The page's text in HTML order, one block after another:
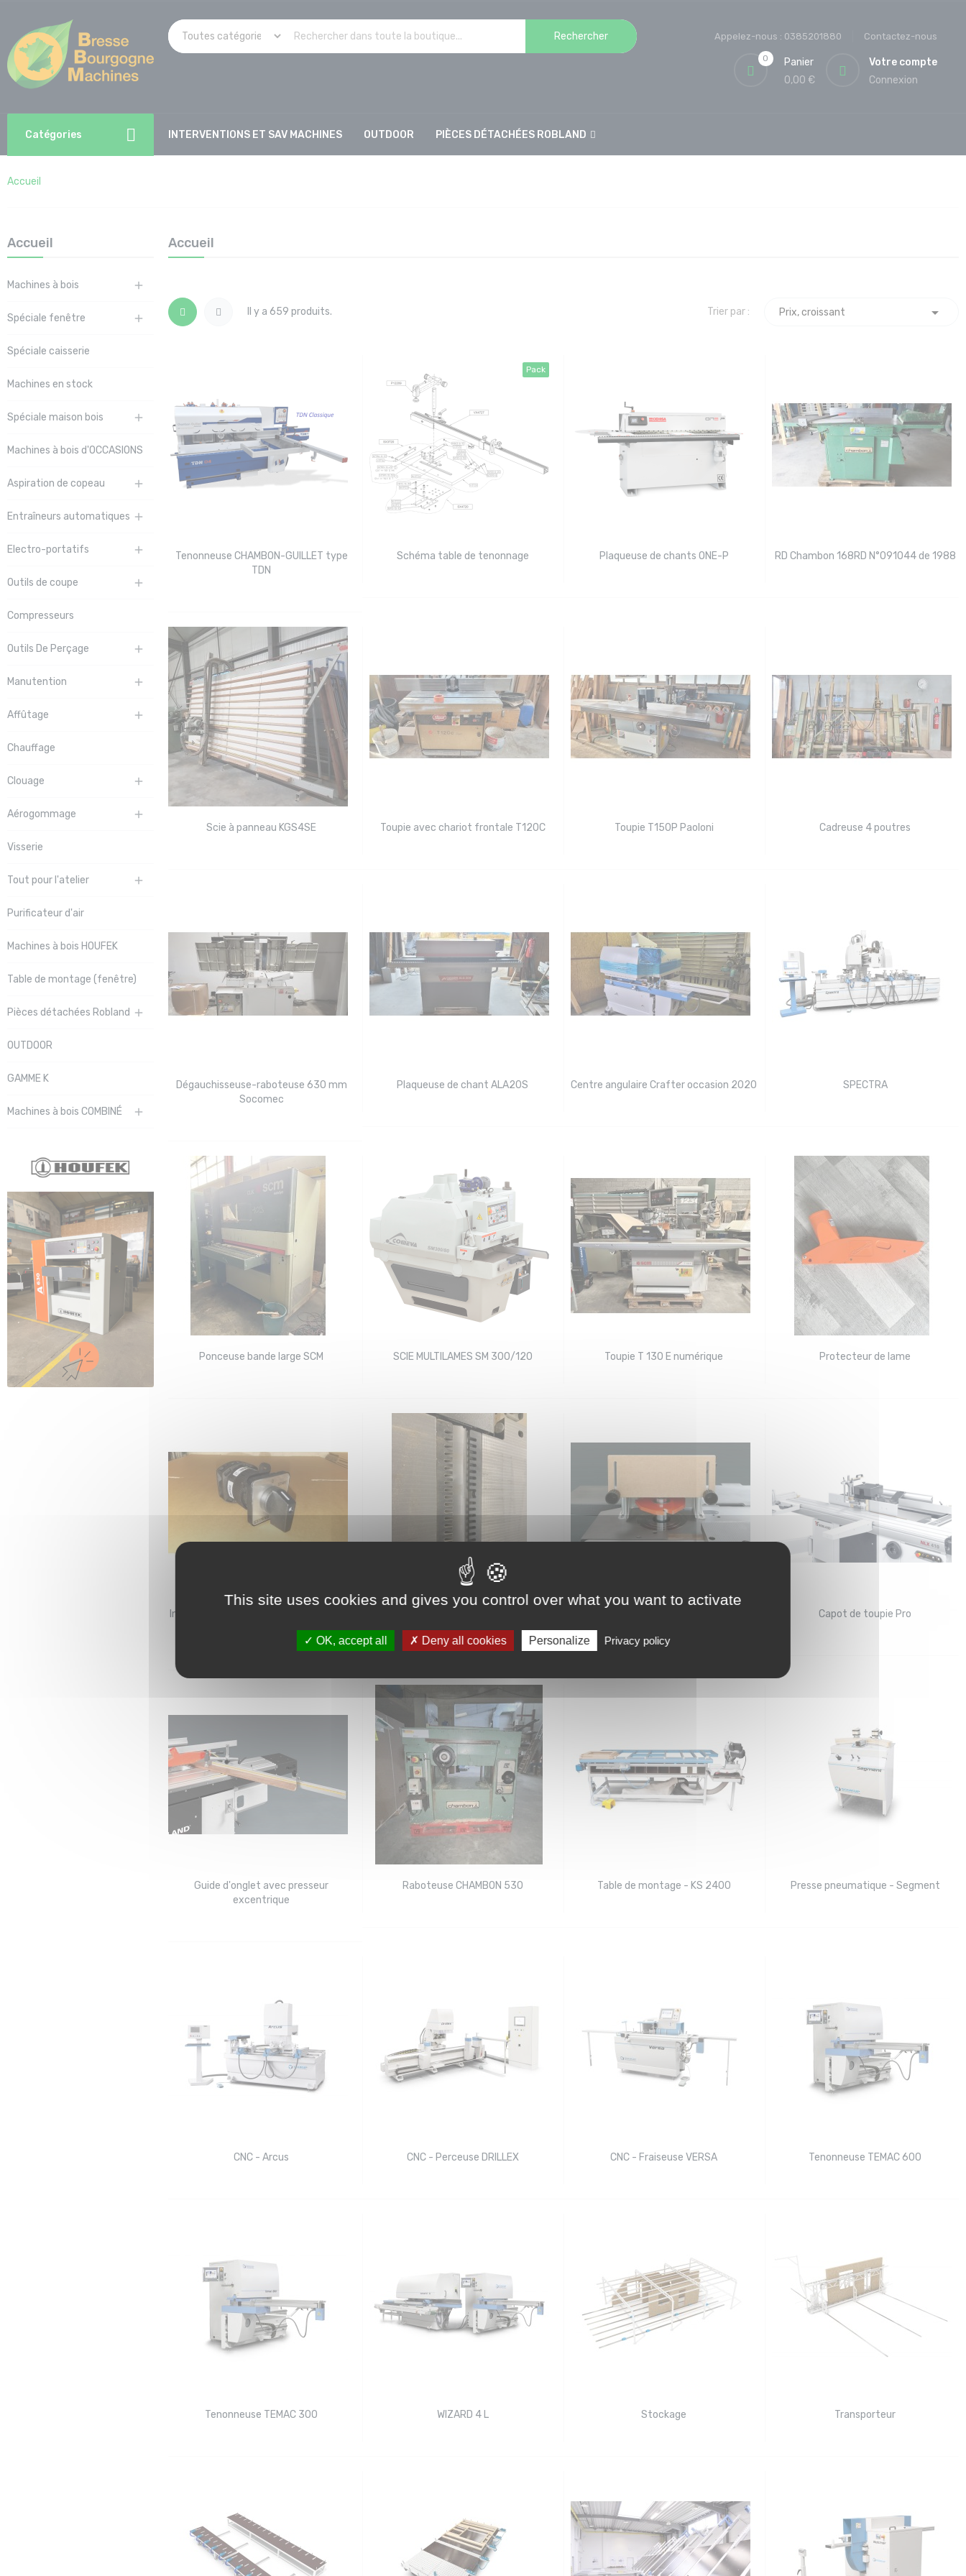
Rechercher Appelez-nous : 0385201880 Contactez-nous
Votre compte
Connexion
0
Panier
0,00 €
Catégories INTERVENTIONS ET SAV MACHINES OUTDOOR PIÈCES DÉTACHÉES ROBLAND
Accueil
Accueil
Machines à bois 
Spéciale fenêtre 
Spéciale caisserie
Machines en stock
Spéciale maison bois 
Machines à bois d'OCCASIONS
Aspiration de copeau 
Entraîneurs automatiques 
Electro-portatifs 
Outils de coupe 
Compresseurs
Outils De Perçage 
Manutention 
Affûtage 
Chauffage
Clouage 
Aérogommage 
Visserie
Tout pour l'atelier 
Purificateur d'air
Machines à bois HOUFEK
Table de montage (fenêtre)
Pièces détachées Robland 
OUTDOOR
GAMME K
Machines à bois COMBINÉ 
Accueil
Il y a 659 produits. Trier par : Prix, croissant 
Tenonneuse CHAMBON-GUILLET type
TDN
Pack
Schéma table de tenonnage Plaqueuse de chants ONE-P RD Chambon 168RD N°091044 de 1988
Scie à panneau KGS4SE Toupie avec chariot frontale T120C Toupie T150P Paoloni Cadreuse 4 poutres
Dégauchisseuse-raboteuse 630 mm
Socomec
Plaqueuse de chant ALA20S Centre angulaire Crafter occasion 2020 SPECTRA
Ponceuse bande large SCM SCIE MULTILAMES SM 300/120 Toupie T 130 E numérique Protecteur de lame
Interrupteur de démarrage et sélecteur
dégauchisseuse
Capot de toupie Pro
Guide d'onglet avec presseur
excentrique
Raboteuse CHAMBON 530 Table de montage - KS 2400 Presse pneumatique - Segment
CNC - Arcus CNC - Perceuse DRILLEX CNC - Fraiseuse VERSA Tenonneuse TEMAC 600
Tenonneuse TEMAC 300 WIZARD 4 L Stockage Transporteur
This site uses cookies and gives you control over what you want to activate
OK, accept all Deny all cookies Personalize Privacy policy